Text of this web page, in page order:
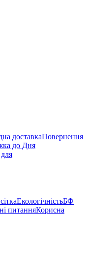
доставкаПовернення
до Дня
ЕкологічністьБФ
питанняКорисна